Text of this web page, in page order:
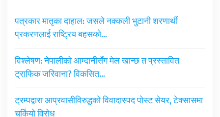
पत्रकार मातृका दाहाल: जसले नक्कली भुटानी शरणार्थी
प्रकरणलाई राष्ट्रिय बहसको…
विश्लेषण: नेपालीको आम्दानीसँग मेल खान्छ त प्रस्तावित
ट्राफिक जरिवाना? विकसित…
ट्रम्पद्वारा आप्रवासीविरुद्धको विवादास्पद पोस्ट सेयर, टेक्सासमा
चर्कियो विरोध